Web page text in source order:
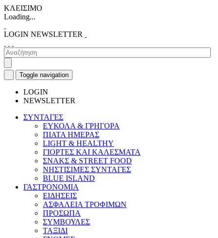
ΚΛΕΙΣΙΜΟ
Loading...
LOGIN NEWSLETTER
Toggle navigation
LOGIN
NEWSLETTER
ΣΥΝΤΑΓΕΣ
ΕΥΚΟΛΑ & ΓΡΗΓΟΡΑ
ΠΙΑΤΑ ΗΜΕΡΑΣ
LIGHT & HEALTHY
ΓΙΟΡΤΕΣ ΚΑΙ ΚΑΛΕΣΜΑΤΑ
ΣΝΑΚΣ & STREET FOOD
ΝΗΣΤΙΣΙΜΕΣ ΣΥΝΤΑΓΕΣ
BLUE ISLAND
ΓΑΣΤΡΟΝΟΜΙΑ
ΕΙΔΗΣΕΙΣ
ΑΣΦΑΛΕΙΑ ΤΡΟΦΙΜΩΝ
ΠΡΟΣΩΠΑ
ΣΥΜΒΟΥΛΕΣ
ΤΑΞΙΔΙ